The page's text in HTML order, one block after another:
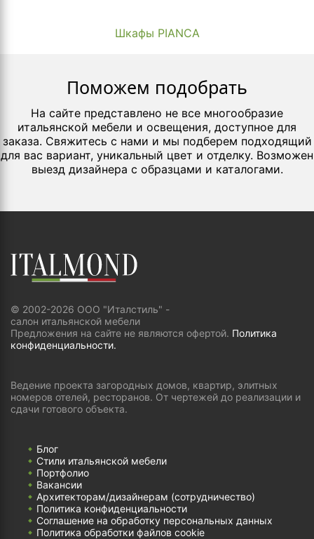
Шкафы PIANCA
Поможем подобрать
На сайте представлено не все многообразие
итальянской мебели и освещения, доступное для
заказа. Свяжитесь с нами и мы подберем подходящий
для вас вариант, уникальный цвет и отделку. Возможен
выезд дизайнера с образцами и каталогами.
© 2002-2026 ООО "Италстиль" -
салон итальянской мебели
Предложения на сайте не являются офертой. Политика
конфиденциальности.
Ведение проекта загородных домов, квартир, элитных
номеров отелей, ресторанов. От чертежей до реализации и
сдачи готового объекта.
Блог
Стили итальянской мебели
Портфолио
Вакансии
Архитекторам/дизайнерам (cотрудничество)
Политика конфиденциальности
Соглашение на обработку персональных данных
Политика обработки файлов cookie